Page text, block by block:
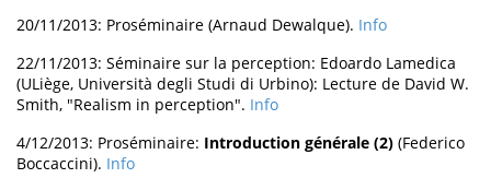
20/11/2013: Proséminaire (Arnaud Dewalque). Info
22/11/2013: Séminaire sur la perception: Edoardo Lamedica
(ULiège, Università degli Studi di Urbino): Lecture de David W.
Smith, "Realism in perception". Info
4/12/2013: Proséminaire: Introduction générale (2) (Federico
Boccaccini). Info